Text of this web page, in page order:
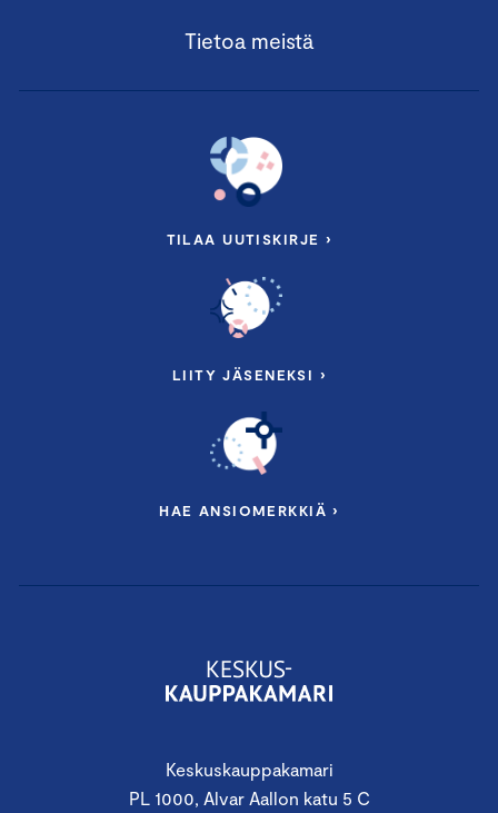
Keskuskauppakamari
PL 1000, Alvar Aallon katu 5 C
Tietoa meistä
TILAA UUTISKIRJE ›
LIITY JÄSENEKSI ›
HAE ANSIOMERKKIÄ ›